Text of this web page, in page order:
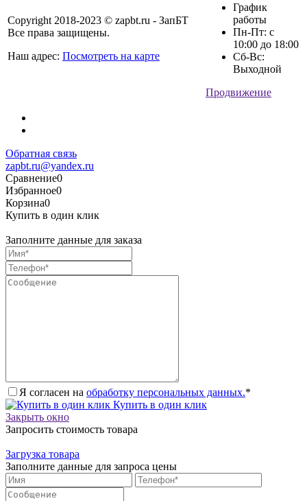
Copyright 2018-2023 © zapbt.ru - ЗапБТ
Все права защищены.
Наш адрес: Посмотреть на карте
График
работы
Пн-Пт: с
10:00 до 18:00
Сб-Вс:
Выходной
Продвижение
Обратная связь
zapbt.ru@yandex.ru
Сравнение0
Избранное0
Корзина0
Купить в один клик
Заполните данные для заказа
Я согласен на обработку персональных данных.*
Купить в один клик
Закрыть окно
Запросить стоимость товара
Загрузка товара
Заполните данные для запроса цены